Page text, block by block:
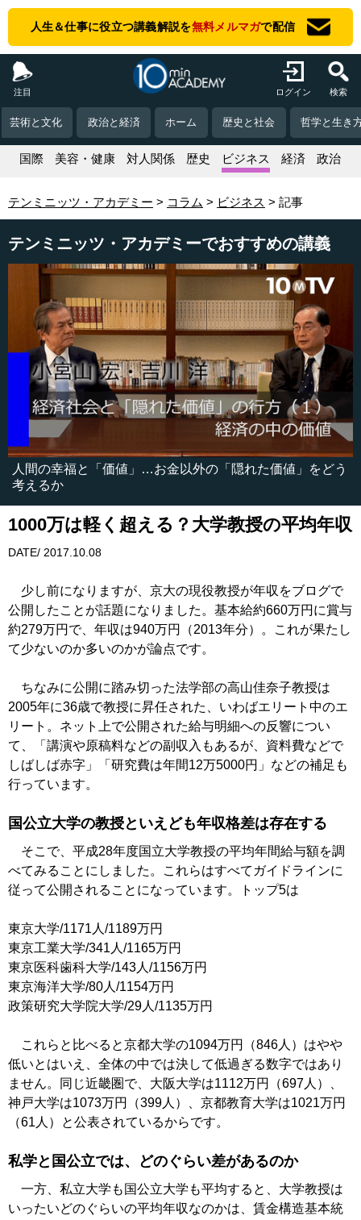
人生＆仕事に役立つ講義解説を無料メルマガで配信
注目 ログイン 検索
芸術と文化 政治と経済 ホーム 歴史と社会 哲学と生き
国際 美容・健康 対人関係 歴史 ビジネス 経済 政治
テンミニッツ・アカデミー コラム ビジネス 記事
テンミニッツ・アカデミーでおすすめの講義
人間の幸福と「価値」…お金以外の「隠れた価値」をどう
考えるか
1000万は軽く超える？大学教授の平均年収
DATE/ 2017.10.08
少し前になりますが、京大の現役教授が年収をブログで
公開したことが話題になりました。基本給約660万円に賞与
約279万円で、年収は940万円（2013年分）。これが果たし
て少ないのか多いのかが論点です。
ちなみに公開に踏み切った法学部の高山佳奈子教授は
2005年に36歳で教授に昇任された、いわばエリート中のエ
リート。ネット上で公開された給与明細への反響につい
て、「講演や原稿料などの副収入もあるが、資料費などで
しばしば赤字」「研究費は年間12万5000円」などの補足も
行っています。
国公立大学の教授といえども年収格差は存在する
そこで、平成28年度国立大学教授の平均年間給与額を調
べてみることにしました。これらはすべてガイドラインに
従って公開されることになっています。トップ5は
東京大学/1171人/1189万円
東京工業大学/341人/1165万円
東京医科歯科大学/143人/1156万円
東京海洋大学/80人/1154万円
政策研究大学院大学/29人/1135万円
これらと比べると京都大学の1094万円（846人）はやや
低いとはいえ、全体の中では決して低過ぎる数字ではあり
ません。同じ近畿圏で、大阪大学は1112万円（697人）、
神戸大学は1073万円（399人）、京都教育大学は1021万円
（61人）と公表されているからです。
私学と国公立では、どのぐらい差があるのか
一方、私立大学も国公立大学も平均すると、大学教授は
いったいどのぐらいの平均年収なのかは、賃金構造基本統